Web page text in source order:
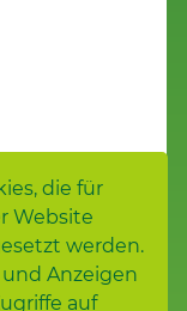
die für
Website
werden.
Anzeigen
auf